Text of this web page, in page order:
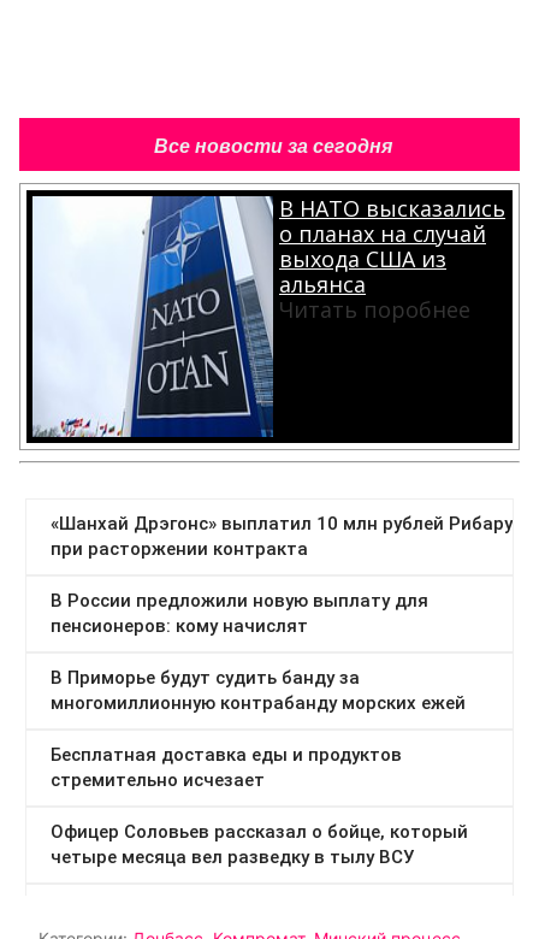
Все новости за сегодня
В НАТО высказались
о планах на случай
выхода США из
альянса
Читать поробнее